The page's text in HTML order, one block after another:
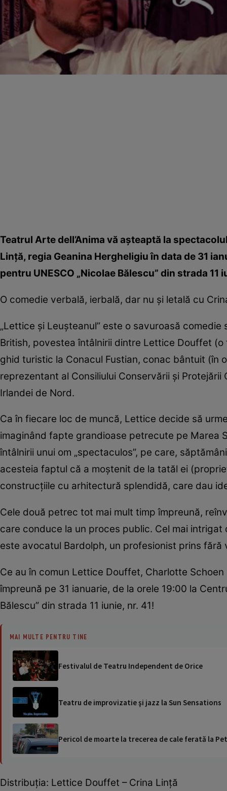
Teatrul Arte dell’Anima vă aşteaptă la
Linţă, regia Geanina Hergheligiu în data de 31
pentru UNESCO „Nicolae Bălescu” din strada 11
O comedie verbală, ierbală, dar nu şi letală cu
„Lettice şi Leuşteanul” este o savuroasă
British, povestea întâlnirii dintre Lettice Douffet
ghid turistic la Conacul Fustian, conac bântuit (în
reprezentant al Consiliului Conservării şi
Irlandei de Nord.
Ca în fiecare loc de muncă, Lettice decide să
imaginând fapte grandioase petrecute pe Marea
întâlnirii unui om „spectaculos”, pe care,
acesteia faptul că a moştenit de la tatăl ei
construcţiile cu arhitectură splendidă, care dau
Cele două petrec tot mai mult timp împreună,
care conduce la un proces public. Cel mai
este avocatul Bardolph, un profesionist prins
Ce au în comun Lettice Douffet, Charlotte
împreună pe 31 ianuarie, de la orele 19:00 la
Bălescu” din strada 11 iunie, nr. 41!
MAI MULTE PENTRU TINE
Festivalul de Teatru Independent de Orice
Teatru de improvizatie şi jazz la Sun Sensations
Pericol de moarte la trecerea de cale ferată la
Distribuţia: Lettice Douffet – Crina Linţă